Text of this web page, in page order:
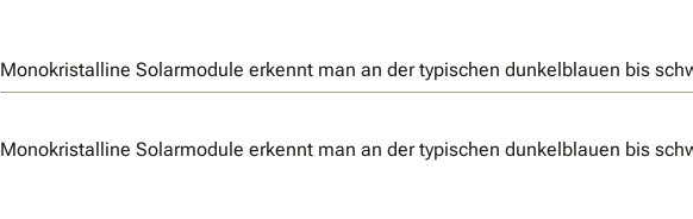
Monokristalline Solarmodule erkennt man an der typischen dunkelblauen bis
Monokristalline Solarmodule erkennt man an der typischen dunkelblauen bis